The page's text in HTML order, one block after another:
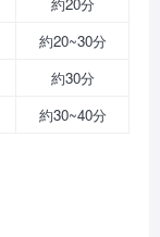
約20~30分
約30分
約30~40分